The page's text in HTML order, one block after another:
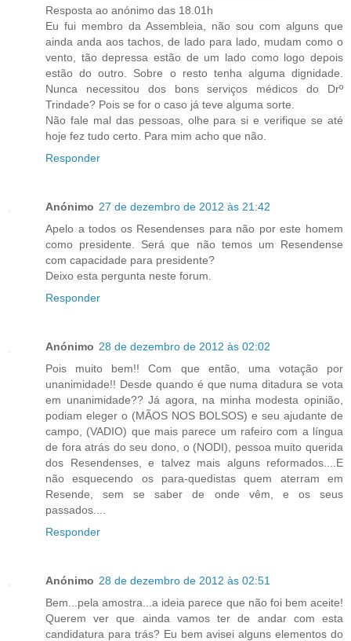
Resposta ao anónimo das 18.01h
Eu fui membro da Assembleia, não sou com alguns que
ainda anda aos tachos, de lado para lado, mudam como o
vento, tão depressa estão de um lado como logo depois
estão do outro. Sobre o resto tenha alguma dignidade.
Nunca necessitou dos bons serviços médicos do Drº
Trindade? Pois se for o caso já teve alguma sorte.
Não fale mal das pessoas, olhe para si e verifique se até
hoje fez tudo certo. Para mim acho que não.
Responder
Anónimo 27 de dezembro de 2012 às 21:42
Apelo a todos os Resendenses para não por este homem
como presidente. Será que não temos um Resendense
com capacidade para presidente?
Deixo esta pergunta neste forum.
Responder
Anónimo 28 de dezembro de 2012 às 02:02
Pois muito bem!! Com que então, uma votação por
unanimidade!! Desde quando é que numa ditadura se vota
em unanimidade?? Já agora, na minha modesta opinião,
podiam eleger o (MÃOS NOS BOLSOS) e seu ajudante de
campo, (VADIO) que mais parece um rafeiro com a língua
de fora atrás do seu dono, o (NODI), pessoa muito querida
dos Resendenses, e talvez mais alguns reformados....E
não esquecendo os para-quedistas quem aterram em
Resende, sem se saber de onde vêm, e os seus
passados....
Responder
Anónimo 28 de dezembro de 2012 às 02:51
Bem...pela amostra...a ideia parece que não foi bem aceite!
Querem ver que ainda vamos ter de andar com esta
candidatura para trás? Eu bem avisei alguns elementos do